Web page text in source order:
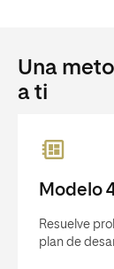
Una
a ti
Modelo
Resuelve
plan de